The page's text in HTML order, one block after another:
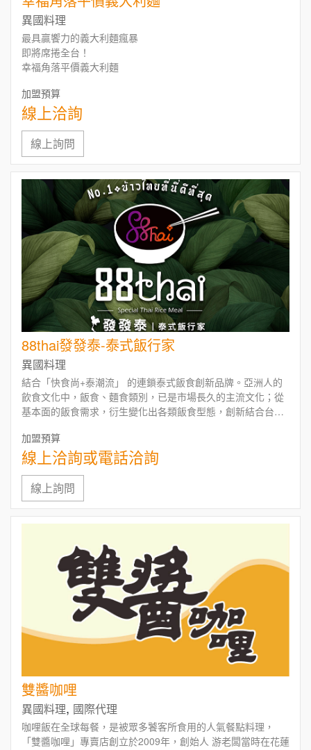
異國料理
最具贏饗力的義大利麵瘋暴
即將席捲全台！
幸福角落平價義大利麵
加盟預算
線上洽詢
線上詢問
88thai發發泰-泰式飯行家
異國料理
結合「快食尚+泰潮流」 的連鎖泰式飯食創新品牌。亞洲人的
飲食文化中，飯食、麵食類別，已是市場長久的主流文化；從
基本面的飯食需求，衍生變化出各類飯食型態，創新結合台灣
流」 的泰式飯食第一品牌。
泰式餐點結合全新創新元素，泰風三寶飯、曼谷行家香腸飯、
泰式檸檬雞與滴雞精的套餐組合…等餐點，可謂全台首創之餐
飲業態。88thai導入最新自動點餐系統，結合電子支付讓顧客
快速點餐，「標準化、快速化、簡單化」的製餐流程，結合
KDS系統，讓人員快速出餐。
品牌特色:標準模組化、優質差異化、泰時尚潮流化、快速出餐
化，新穎舒適的用餐空間，讓顧客耳目一新。
88thai以快速深耕台灣，布局全台灣為願景，
把微笑幸福滋味及感動帶到全台灣。
歡迎您來發~
加盟預算
線上洽詢或電話洽詢
線上詢問
雙醬咖哩
異國料理, 國際代理
咖哩飯在全球每餐，是被眾多饕客所食用的人氣餐點料理，
「雙醬咖哩」專賣店創立於2009年，創始人 游老闆當時在花蓮